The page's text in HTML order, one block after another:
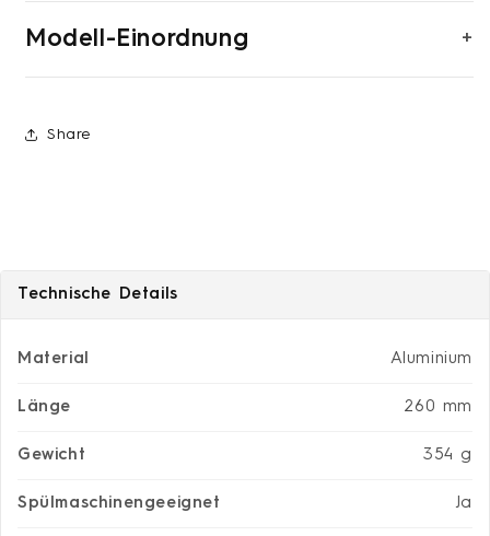
Modell-Einordnung +
Share
Technische Details
Material Aluminium
Länge 260 mm
Gewicht 354 g
Spülmaschinengeeignet Ja